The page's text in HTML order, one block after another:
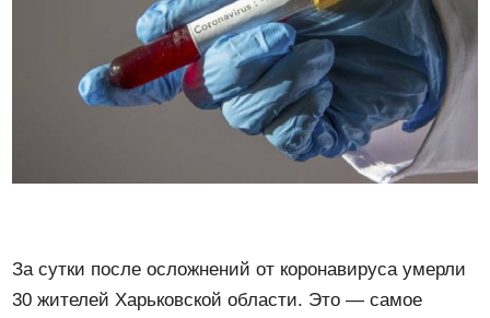
За сутки после осложнений от коронавируса умерли
30 жителей Харьковской области. Это — самое